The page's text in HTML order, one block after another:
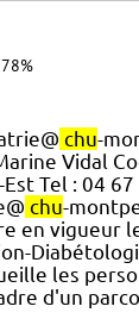
78%
chu-
Vidal
Est Tel : 04
chu-
en vigueur
les
d'un